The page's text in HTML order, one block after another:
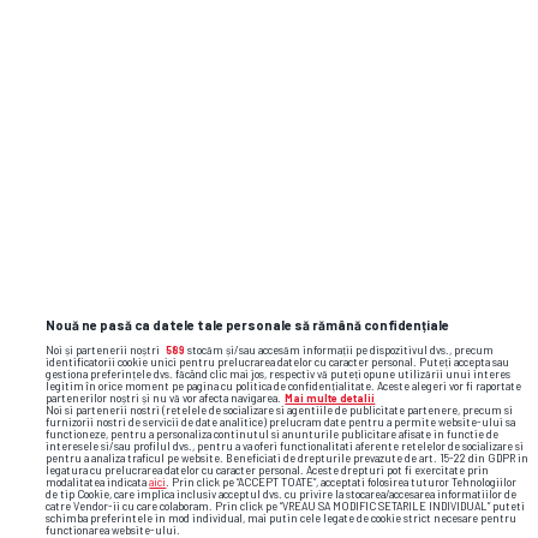
Nouă ne pasă ca datele tale personale să rămână confidențiale
Noi și partenerii noștri 589 stocăm și/sau accesăm informații pe dispozitivul dvs., precum
identificatorii cookie unici pentru prelucrarea datelor cu caracter personal. Puteți accepta sau
gestiona preferințele dvs. făcând clic mai jos, respectiv vă puteți opune utilizării unui interes
legitim în orice moment pe pagina cu politica de confidențialitate. Aceste alegeri vor fi raportate
partenerilor noștri și nu vă vor afecta navigarea. Mai multe detalii
Noi si partenerii nostri (retelele de socializare si agentiile de publicitate partenere, precum si
furnizorii nostri de servicii de date analitice) prelucram date pentru a permite website-ului sa
functioneze, pentru a personaliza continutul si anunturile publicitare afisate in functie de
interesele si/sau profilul dvs., pentru a va oferi functionalitati aferente retelelor de socializare si
pentru a analiza traficul pe website. Beneficiati de drepturile prevazute de art. 15-22 din GDPR in
legatura cu prelucrarea datelor cu caracter personal. Aceste drepturi pot fi exercitate prin
modalitatea indicataaici
. Prin click pe “ACCEPT TOATE”, acceptati folosirea tuturor Tehnologiilor
de tip Cookie, care implica inclusiv acceptul dvs. cu privire la stocarea/accesarea informatiilor de
catre Vendor-ii cu care colaboram. Prin click pe “VREAU SA MODIFIC SETARILE INDIVIDUAL” puteti
schimba preferintele in mod individual, mai putin cele legate de cookie strict necesare pentru
functionarea website-ului.